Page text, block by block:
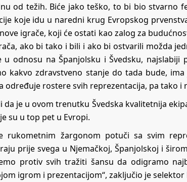
od težih. Biće jako teško, to bi bio stvarno
koje idu u naredni krug Evropskog
igrače, koji će ostati kao zalog za
ako bi tako i bili i ako bi ostvarili možda
u odnosu na Španjolsku i Švedsku,
kakvo zdravstveno stanje do tada bude,
određuje rostere svih reprezentacija, pa tako i
da je u ovom trenutku Švedska kvalitetnija
su u top pet u Evropi.
rukometnim žargonom potuči sa svim
prije svega u Njemačkoj, Španjolskoj i
protiv svih tražiti šansu da odigramo
igrom i prezentacijom“, zaključio je